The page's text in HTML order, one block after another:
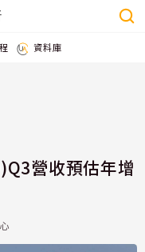
資料庫
營收預估年增